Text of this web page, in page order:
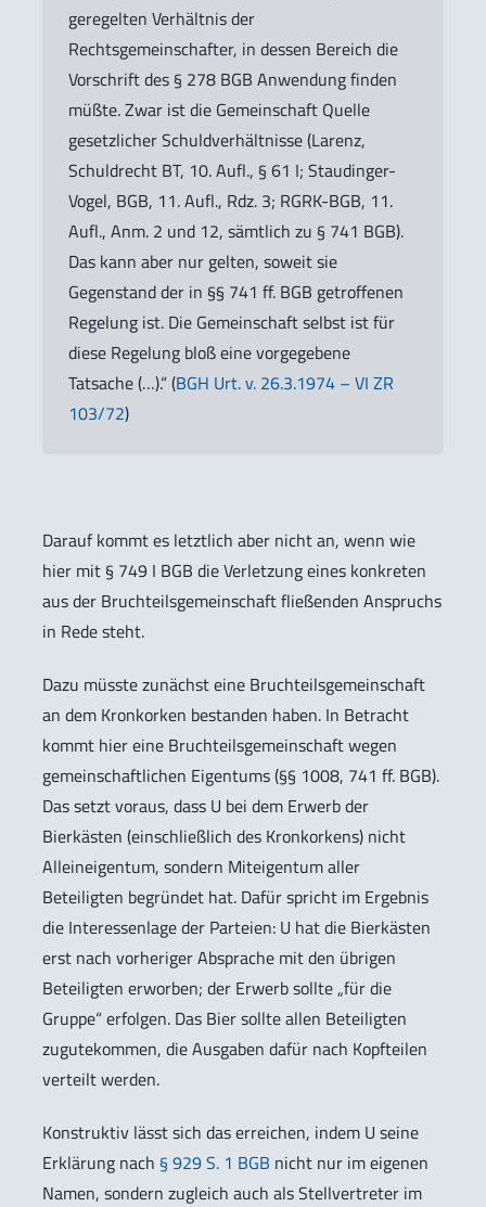
geregelten Verhältnis der
Rechtsgemeinschafter, in dessen Bereich die
Vorschrift des § 278 BGB Anwendung finden
müßte. Zwar ist die Gemeinschaft Quelle
gesetzlicher Schuldverhältnisse (Larenz,
Schuldrecht BT, 10. Aufl., § 61 I; Staudinger-
Vogel, BGB, 11. Aufl., Rdz. 3; RGRK-BGB, 11.
Aufl., Anm. 2 und 12, sämtlich zu § 741 BGB).
Das kann aber nur gelten, soweit sie
Gegenstand der in §§ 741 ff. BGB getroffenen
Regelung ist. Die Gemeinschaft selbst ist für
diese Regelung bloß eine vorgegebene
Tatsache (…).“ (BGH Urt. v. 26.3.1974 – VI ZR
103/72)
Darauf kommt es letztlich aber nicht an, wenn wie
hier mit § 749 I BGB die Verletzung eines konkreten
aus der Bruchteilsgemeinschaft fließenden Anspruchs
in Rede steht.
Dazu müsste zunächst eine Bruchteilsgemeinschaft
an dem Kronkorken bestanden haben. In Betracht
kommt hier eine Bruchteilsgemeinschaft wegen
gemeinschaftlichen Eigentums (§§ 1008, 741 ff. BGB).
Das setzt voraus, dass U bei dem Erwerb der
Bierkästen (einschließlich des Kronkorkens) nicht
Alleineigentum, sondern Miteigentum aller
Beteiligten begründet hat. Dafür spricht im Ergebnis
die Interessenlage der Parteien: U hat die Bierkästen
erst nach vorheriger Absprache mit den übrigen
Beteiligten erworben; der Erwerb sollte „für die
Gruppe“ erfolgen. Das Bier sollte allen Beteiligten
zugutekommen, die Ausgaben dafür nach Kopfteilen
verteilt werden.
Konstruktiv lässt sich das erreichen, indem U seine
Erklärung nach § 929 S. 1 BGB nicht nur im eigenen
Namen, sondern zugleich auch als Stellvertreter im